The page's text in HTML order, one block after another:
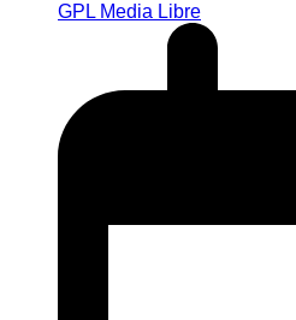
GPL Media Libre